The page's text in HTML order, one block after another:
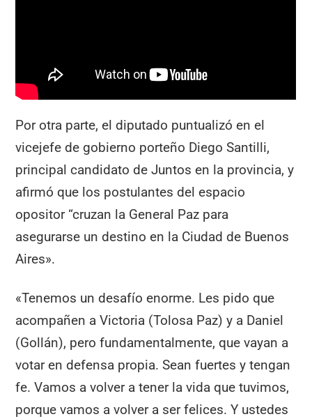
Por otra parte, el diputado puntualizó en el
vicejefe de gobierno porteño Diego Santilli,
principal candidato de Juntos en la provincia, y
afirmó que los postulantes del espacio
opositor “cruzan la General Paz para
asegurarse un destino en la Ciudad de Buenos
Aires».
«Tenemos un desafío enorme. Les pido que
acompañen a Victoria (Tolosa Paz) y a Daniel
(Gollán), pero fundamentalmente, que vayan a
votar en defensa propia. Sean fuertes y tengan
fe. Vamos a volver a tener la vida que tuvimos,
porque vamos a volver a ser felices. Y ustedes